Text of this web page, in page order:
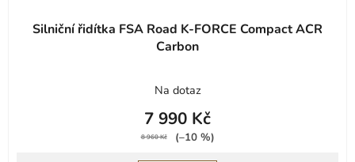
Silniční řidítka FSA Road K-FORCE Compact ACR
Carbon
Na dotaz
7 990 Kč
8 960 Kč (–10 %)